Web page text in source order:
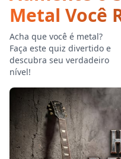
Metal Você
Acha que você é metal?
Faça este quiz divertido e
descubra seu verdadeiro
nível!